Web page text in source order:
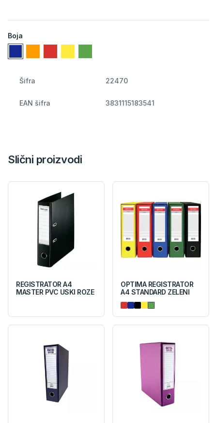
Boja
Šifra 22470
EAN šifra 3831115183541
Slični proizvodi
REGISTRATOR A4
MASTER PVC USKI ROZE
OPTIMA REGISTRATOR
A4 STANDARD ZELENI